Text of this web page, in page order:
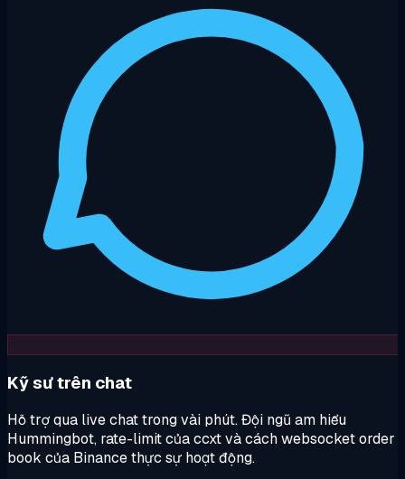
Kỹ sư trên chat
Hỗ trợ qua live chat trong vài phút. Đội ngũ am hiểu
Hummingbot, rate-limit của ccxt và cách websocket order
book của Binance thực sự hoạt động.